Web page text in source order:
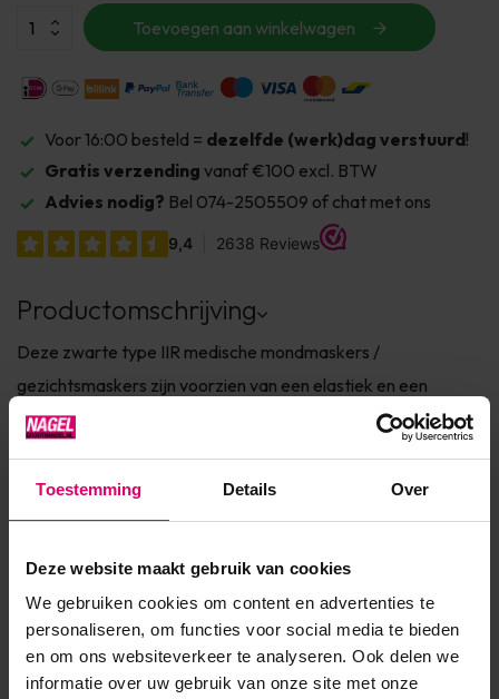
Toestemming Details Over
Deze website maakt gebruik van cookies
We gebruiken cookies om content en advertenties te
personaliseren, om functies voor social media te bieden
en om ons websiteverkeer te analyseren. Ook delen we
informatie over uw gebruik van onze site met onze
Toevoegen aan winkelwagen
Voor 16:00 besteld = dezelfde (werk)dag verstuurd!
Gratis verzending vanaf €100 excl. BTW
Advies nodig? Bel 074-2505509 of chat met ons
Productomschrijving
Deze zwarte type IIR medische mondmaskers /
gezichtsmaskers zijn voorzien van een elastiek en een
neusclip. De mondmaskers hebben de hoogste filtratie
vijlen binnenkrijgt. De verpakking bevat 50 stuks voor een
hele scherpe prijs.- 3-laags mond-/gezichtsmasker-
Toon meer
Product specificaties